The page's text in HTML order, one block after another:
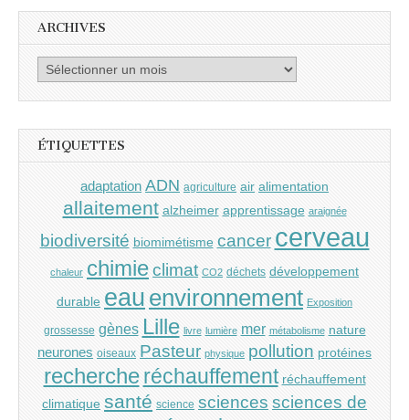
ARCHIVES
Archives
ÉTIQUETTES
adaptation ADN agriculture air alimentation
allaitement alzheimer apprentissage araignée
biodiversité biomimétisme cancer cerveau
chaleur chimieclimat CO2 déchets développement
durable eau environnement Exposition
grossesse gènes Lille livre lumière mer métabolisme nature
neurones oiseaux Pasteur physique pollution protéines
recherche réchauffement réchauffement
climatique santé science sciences sciences de